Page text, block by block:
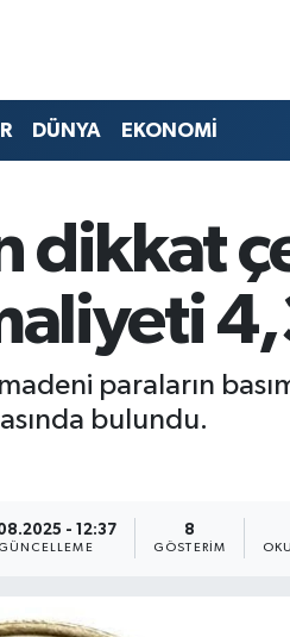
DÜNYA EKONOMİ
dikkat
paraların
bulundu.
- 12:37
GÜNCELLEME
8
GÖSTERIM